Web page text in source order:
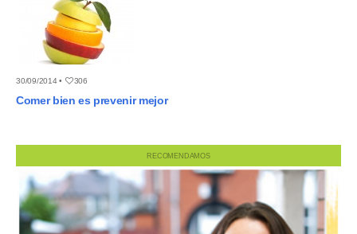
30/09/2014 • 306
Comer bien es prevenir mejor
RECOMENDAMOS